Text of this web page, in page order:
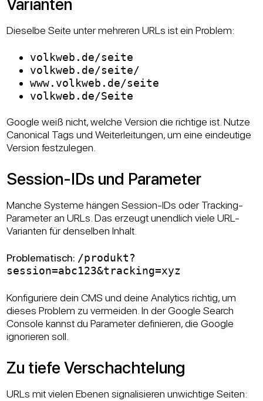
Varianten
Dieselbe Seite unter mehreren URLs ist ein Problem:
volkweb.de/seite
volkweb.de/seite/
www.volkweb.de/seite
volkweb.de/Seite
Google weiß nicht, welche Version die richtige ist. Nutze
Canonical Tags und Weiterleitungen, um eine eindeutige
Version festzulegen.
Session-IDs und Parameter
Manche Systeme hängen Session-IDs oder Tracking-
Parameter an URLs. Das erzeugt unendlich viele URL-
Varianten für denselben Inhalt.
Problematisch: /produkt?
session=abc123&tracking=xyz
Konfiguriere dein CMS und deine Analytics richtig, um
dieses Problem zu vermeiden. In der Google Search
Console kannst du Parameter definieren, die Google
ignorieren soll.
Zu tiefe Verschachtelung
URLs mit vielen Ebenen signalisieren unwichtige Seiten: